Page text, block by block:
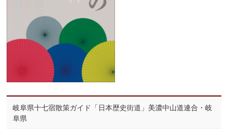
岐阜県十七宿散策ガイド「日本歴史街道」美濃中山道連合・岐
阜県